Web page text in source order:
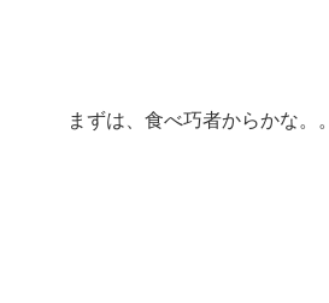
まずは、食べ巧者からかな。